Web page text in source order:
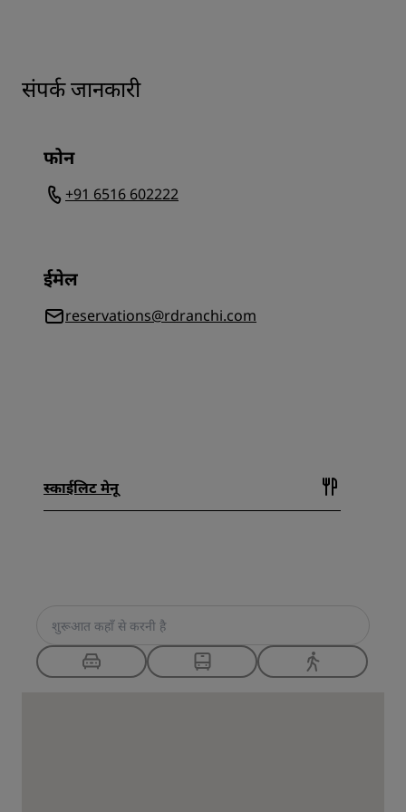
संपर्क जानकारी
फोन
+91 6516 602222
ईमेल
reservations@rdranchi.com
स्काईलिट मेनू